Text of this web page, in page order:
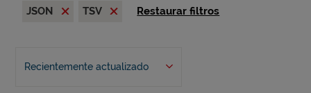
JSON
TSV Restaurar filtros
Recientemente actualizado